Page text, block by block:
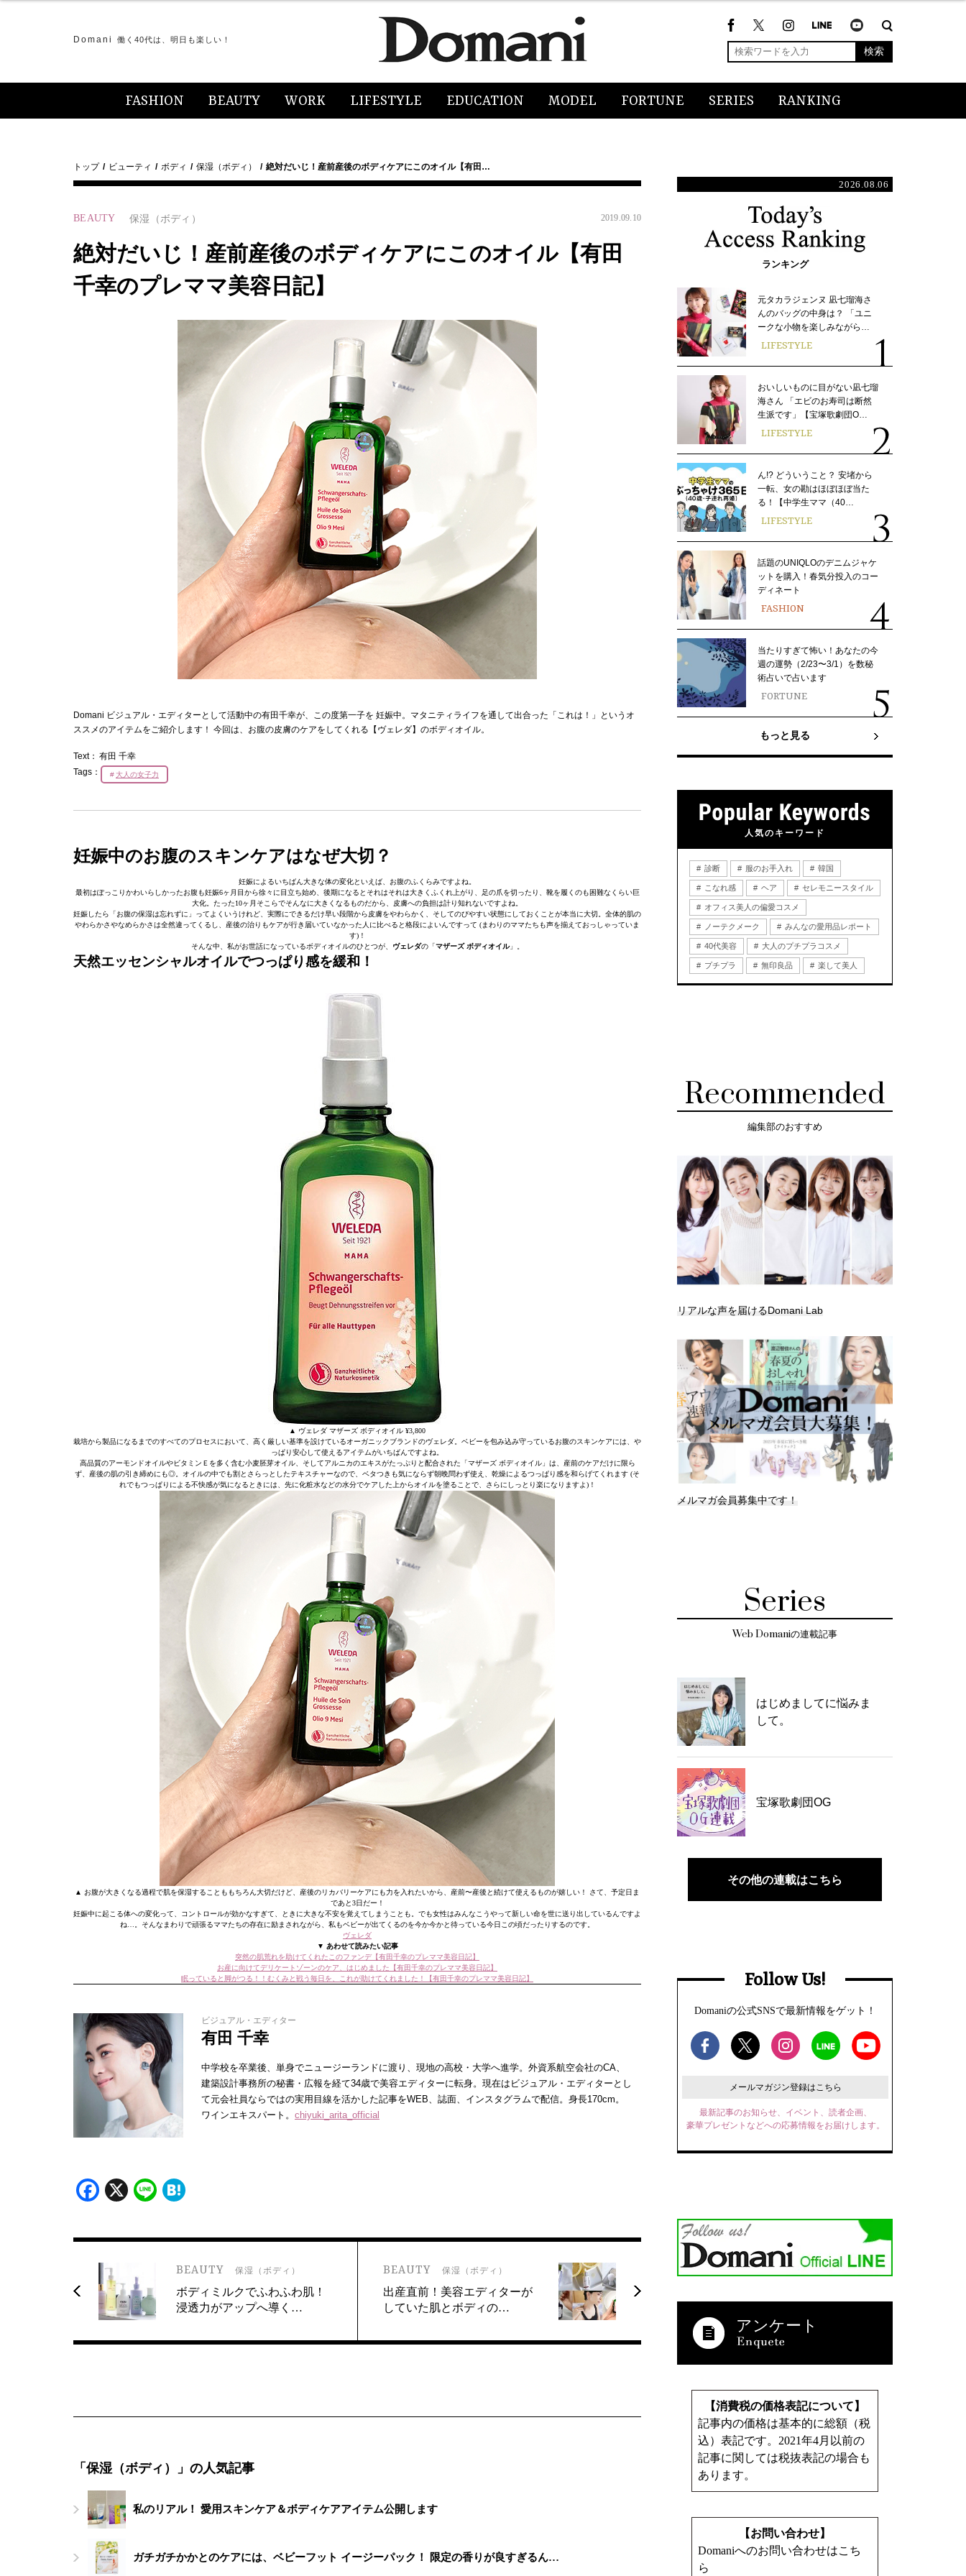
Domani 働く40代は、明日も楽しい！
検索
FASHION BEAUTY WORK LIFESTYLE EDUCATION MODEL FORTUNE SERIES RANKING
トップ ビューティ ボディ 保湿（ボディ） 絶対だいじ！産前産後のボディケアにこのオイル【有田…
BEAUTY 保湿（ボディ） 2019.09.10
絶対だいじ！産前産後のボディケアにこのオイル【有田
千幸のプレママ美容日記】
Domani ビジュアル・エディターとして活動中の有田千幸が、この度第一子を 妊娠中。マタニティライフを通して出合った「これは！」というオ
ススメのアイテムをご紹介します！ 今回は、お腹の皮膚のケアをしてくれる【ヴェレダ】のボディオイル。
Text： 有田 千幸
Tags：
大人の女子力
妊娠中のお腹のスキンケアはなぜ大切？
妊娠によるいちばん大きな体の変化といえば、お腹のふくらみですよね。
最初はぽっこりかわいらしかったお腹も妊娠6ヶ月目から徐々に目立ち始め、後期になるとそれはそれは大きくふくれ上がり、足の爪を切ったり、靴を履くのも困難なくらい巨
大化。たった10ヶ月そこらでそんなに大きくなるものだから、皮膚への負担は計り知れないですよね。
妊娠したら「お腹の保湿は忘れずに」ってよくいうけれど、実際にできるだけ早い段階から皮膚をやわらかく、そしてのびやすい状態にしておくことが本当に大切。全体的肌の
やわらかさやなめらかさは全然違ってくるし、産後の治りもケアが行き届いていなかった人に比べると格段によいんですって (まわりのママたちも声を揃えておっしゃっていま
す)！
そんな中、私がお世話になっているボディオイルのひとつが、
ヴェレダの「マザーズ ボディオイル」。
天然エッセンシャルオイルでつっぱり感を緩和！
▲ ヴェレダ マザーズ ボディオイル ¥3,800
栽培から製品になるまでのすべてのプロセスにおいて、高く厳しい基準を設けているオーガニックブランドのヴェレダ。ベビーを包み込み守っているお腹のスキンケアには、や
っぱり安心して使えるアイテムがいちばんですよね。
高品質のアーモンドオイルやビタミンＥを多く含む小麦胚芽オイル、そしてアルニカのエキスがたっぷりと配合された「マザーズ ボディオイル」は、産前のケアだけに限ら
ず、産後の肌の引き締めにも◎。オイルの中でも割とさらっとしたテキスチャーなので、ベタつきも気にならず朝晩問わず使え、乾燥によるつっぱり感を和らげてくれます (そ
れでもつっぱりによる不快感が気になるときには、先に化粧水などの水分でケアした上からオイルを塗ることで、さらにしっとり楽になりますよ)！
▲ お腹が大きくなる過程で肌を保湿することももちろん大切だけど、産後のリカバリーケアにも力を入れたいから、産前〜産後と続けて使えるものが嬉しい！ さて、予定日ま
であと3日だー！
妊娠中に起こる体への変化って、コントロールが効かなすぎて、ときに大きな不安を覚えてしまうことも。でも女性はみんなこうやって新しい命を世に送り出しているんですよ
ね…。そんなまわりで頑張るママたちの存在に励まされながら、私もベビーが出てくるのを今か今かと待っている今日この頃だったりするのです。
ヴェレダ
▼ あわせて読みたい記事
突然の肌荒れを助けてくれたこのファンデ【有田千幸のプレママ美容日記】
お産に向けてデリケートゾーンのケア、はじめました【有田千幸のプレママ美容日記】
眠っていると脚がつる！！むくみと戦う毎日を、これが助けてくれました！【有田千幸のプレママ美容日記】
ビジュアル・エディター
有田 千幸
中学校を卒業後、単身でニュージーランドに渡り、現地の高校・大学へ進学。外資系航空会社のCA、
建築設計事務所の秘書・広報を経て34歳で美容エディターに転身。現在はビジュアル・エディターとし
て元会社員ならではの実用目線を活かした記事をWEB、誌面、インスタグラムで配信。身長170cm。
ワインエキスパート。 chiyuki_arita_official
Facebook
X Line
BEAUTY 保湿（ボディ）
ボディミルクでふわふわ肌！
浸透力がアップへ導く…
BEAUTY 保湿（ボディ）
出産直前！美容エディターが
していた肌とボディの…
「保湿（ボディ）」の人気記事
私のリアル！ 愛用スキンケア＆ボディケアアイテム公開します
ガチガチかかとのケアには、ベビーフット イージーパック！ 限定の香りが良すぎるん…
2026.08.06
ランキング
元タカラジェンヌ 凪七瑠海さ
んのバッグの中身は？ 「ユニ
ークな小物を楽しみながら…
LIFESTYLE
おいしいものに目がない凪七瑠
海さん 「エビのお寿司は断然
生派です」【宝塚歌劇団O…
LIFESTYLE
ん!? どういうこと？ 安堵から
一転、女の勘はほぼほぼ当た
る！【中学生ママ（40…
LIFESTYLE
話題のUNIQLOのデニムジャケ
ットを購入！春気分投入のコー
ディネート
FASHION
当たりすぎて怖い！あなたの今
週の運勢（2/23〜3/1）を数秘
術占いで占います
FORTUNE
もっと見る
人気のキーワード
診断 服のお手入れ 韓国
こなれ感 ヘア セレモニースタイル
オフィス美人の偏愛コスメ
ノーテクメーク みんなの愛用品レポート
40代美容 大人のプチプラコスメ
プチプラ 無印良品 楽して美人
Recommended
編集部のおすすめ
リアルな声を届けるDomani Lab
メルマガ会員募集中です！
Series
Web Domaniの連載記事
はじめましてに悩みま
して。
宝塚歌劇団OG
その他の連載はこちら
Follow Us!
Domaniの公式SNSで最新情報をゲット！
メールマガジン登録はこちら
最新記事のお知らせ、イベント、読者企画、
豪華プレゼントなどへの応募情報をお届けします。
アンケート
【消費税の価格表記について】
記事内の価格は基本的に総額（税
込）表記です。2021年4月以前の
記事に関しては税抜表記の場合も
あります。
【お問い合わせ】
Domaniへのお問い合わせはこち
ら